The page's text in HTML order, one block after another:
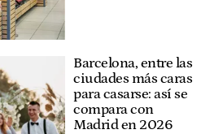
Barcelona, entre las
ciudades más caras
para casarse: así se
compara con
Madrid en 2026